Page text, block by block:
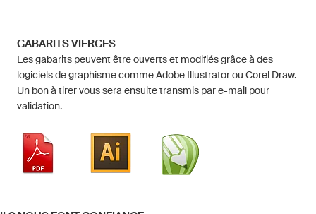
GABARITS VIERGES
Les gabarits peuvent être ouverts et modifiés grâce à des
logiciels de graphisme comme Adobe Illustrator ou Corel Draw.
Un bon à tirer vous sera ensuite transmis par e-mail pour
validation.